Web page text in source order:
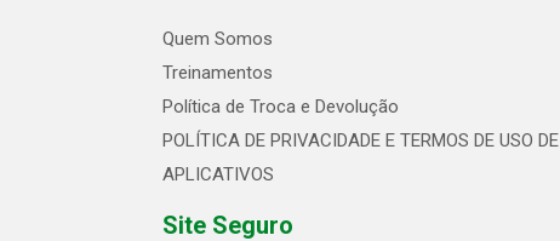
Quem Somos
Treinamentos
Política de Troca e Devolução
POLÍTICA DE PRIVACIDADE E TERMOS DE USO DE
APLICATIVOS
Site Seguro